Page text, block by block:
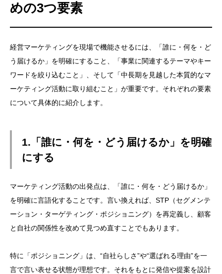
めの3つ要素
経営マーケティングを現場で機能させるには、「誰に・何を・ど
う届けるか」を明確にすること、「事業に関連するテーマやキー
ワードを絞り込むこと」、そして「中長期を見越した本質的なマ
ーケティング活動に取り組むこと」が重要です。それぞれの要素
について具体的に紹介します。
1.「誰に・何を・どう届けるか」を明確
にする
マーケティング活動の出発点は、「誰に・何を・どう届けるか」
を明確に言語化することです。言い換えれば、STP（セグメンテ
ーション・ターゲティング・ポジショニング）を再定義し、顧客
と自社の関係性を改めて見つめ直すことでもあります。
特に「ポジショニング」は、“自社らしさ”や“選ばれる理由”を一
言で言い表せる状態が理想です。それをもとに発信や提案を設計